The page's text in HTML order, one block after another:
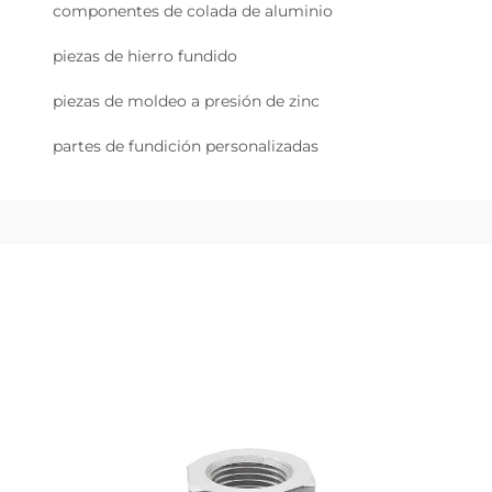
componentes de colada de aluminio
piezas de hierro fundido
piezas de moldeo a presión de zinc
partes de fundición personalizadas